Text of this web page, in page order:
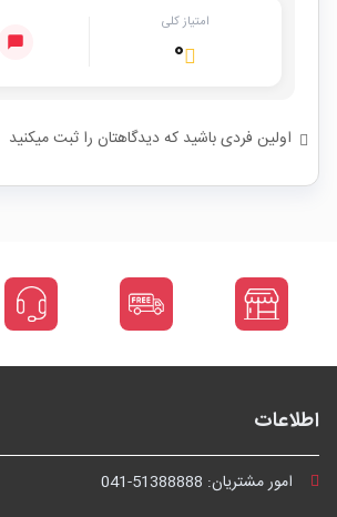
امتیاز کلی
۰
اولین فردی باشید که دیدگاهتان را ثبت میکنید
اطلاعات
امور مشتریان: 041-51388888